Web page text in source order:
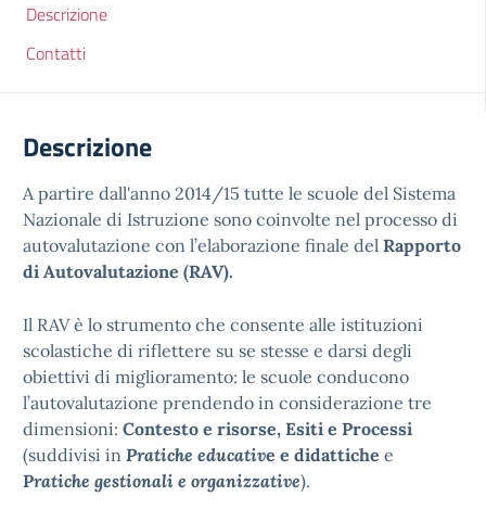
Descrizione
Contatti
Descrizione
A partire dall'anno 2014/15 tutte le scuole del Sistema
Nazionale di Istruzione sono coinvolte nel processo di
autovalutazione con l’elaborazione finale del Rapporto
di Autovalutazione (RAV).
Il RAV è lo strumento che consente alle istituzioni
scolastiche di riflettere su se stesse e darsi degli
obiettivi di miglioramento: le scuole conducono
l’autovalutazione prendendo in considerazione tre
dimensioni: Contesto e risorse, Esiti e Processi
(suddivisi in Pratiche educative e didattiche e
Pratiche gestionali e organizzative).